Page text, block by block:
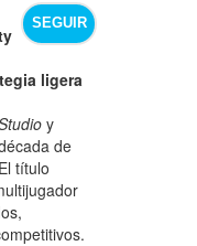
SEGUIR
ligera
y
de
título